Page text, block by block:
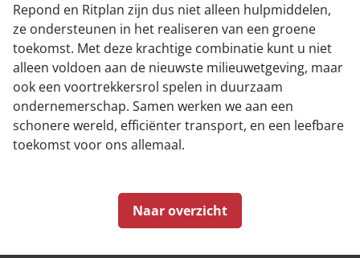
Repond en Ritplan zijn dus niet alleen hulpmiddelen,
ze ondersteunen in het realiseren van een groene
toekomst. Met deze krachtige combinatie kunt u niet
alleen voldoen aan de nieuwste milieuwetgeving, maar
ook een voortrekkersrol spelen in duurzaam
ondernemerschap. Samen werken we aan een
schonere wereld, efficiënter transport, en een leefbare
toekomst voor ons allemaal.
Naar overzicht